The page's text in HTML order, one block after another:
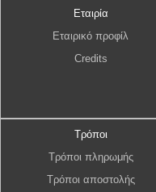
Εταιρία
Εταιρικό προφίλ
Credits
Τρόποι
Τρόποι πληρωμής
Τρόποι αποστολής